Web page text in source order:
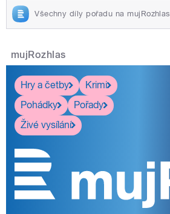
Všechny díly pořadu na mujRozhlas
mujRozhlas
Hry a četby
Krimi
Pohádky
Pořady
Živé vysílání